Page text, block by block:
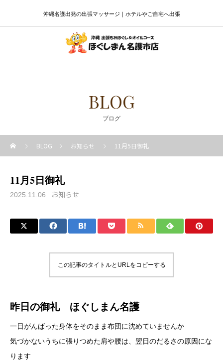
沖縄名護出発の出張マッサージ｜ホテルやご自宅へ出張
BLOG
ブログ
BLOG お知らせ 11月5日御礼
11月5日御礼
2025.11.06 お知らせ
この記事のタイトルとURLをコピーする
昨日の御礼 ほぐしまん名護
一日がんばった身体をそのまま布団に沈めていませんか
気づかないうちに張りつめた肩や腰は、翌日のだるさの原因にな
ります